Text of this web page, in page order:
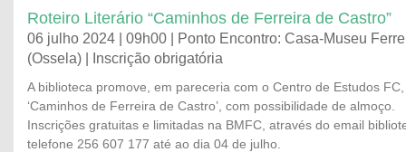
Roteiro Literário “Caminhos de Ferreira de Castro”
06 julho 2024 | 09h00 | Ponto Encontro: Casa-Museu
(Ossela) | Inscrição obrigatória
A biblioteca promove, em pareceria com o Centro de Estudos
‘Caminhos de Ferreira de Castro’, com possibilidade de almoço.
Inscrições gratuitas e limitadas na BMFC, através do email
telefone 256 607 177 até ao dia 04 de julho.